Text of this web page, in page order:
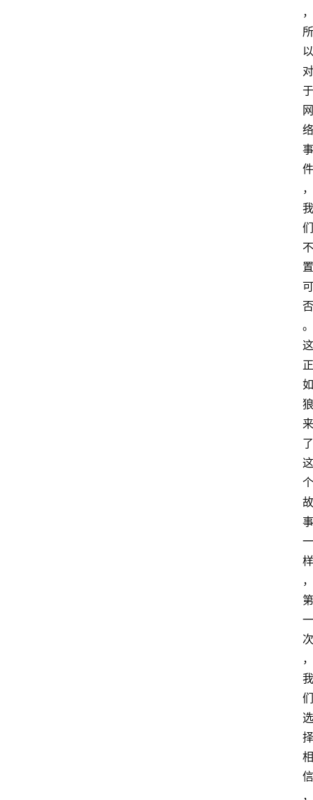
，
所
以
对
于
网
络
事
件
，
我
们
不
置
可
否
。
这
正
如
狼
来
了
这
个
故
事
一
样
，
第
一
次
，
我
们
选
择
相
信
，